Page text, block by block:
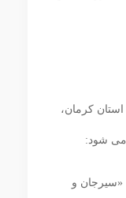
استان کرمان،
می‏ شود:
«سیرجان و